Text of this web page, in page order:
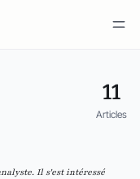
11
Articles
Il s'est intéressé